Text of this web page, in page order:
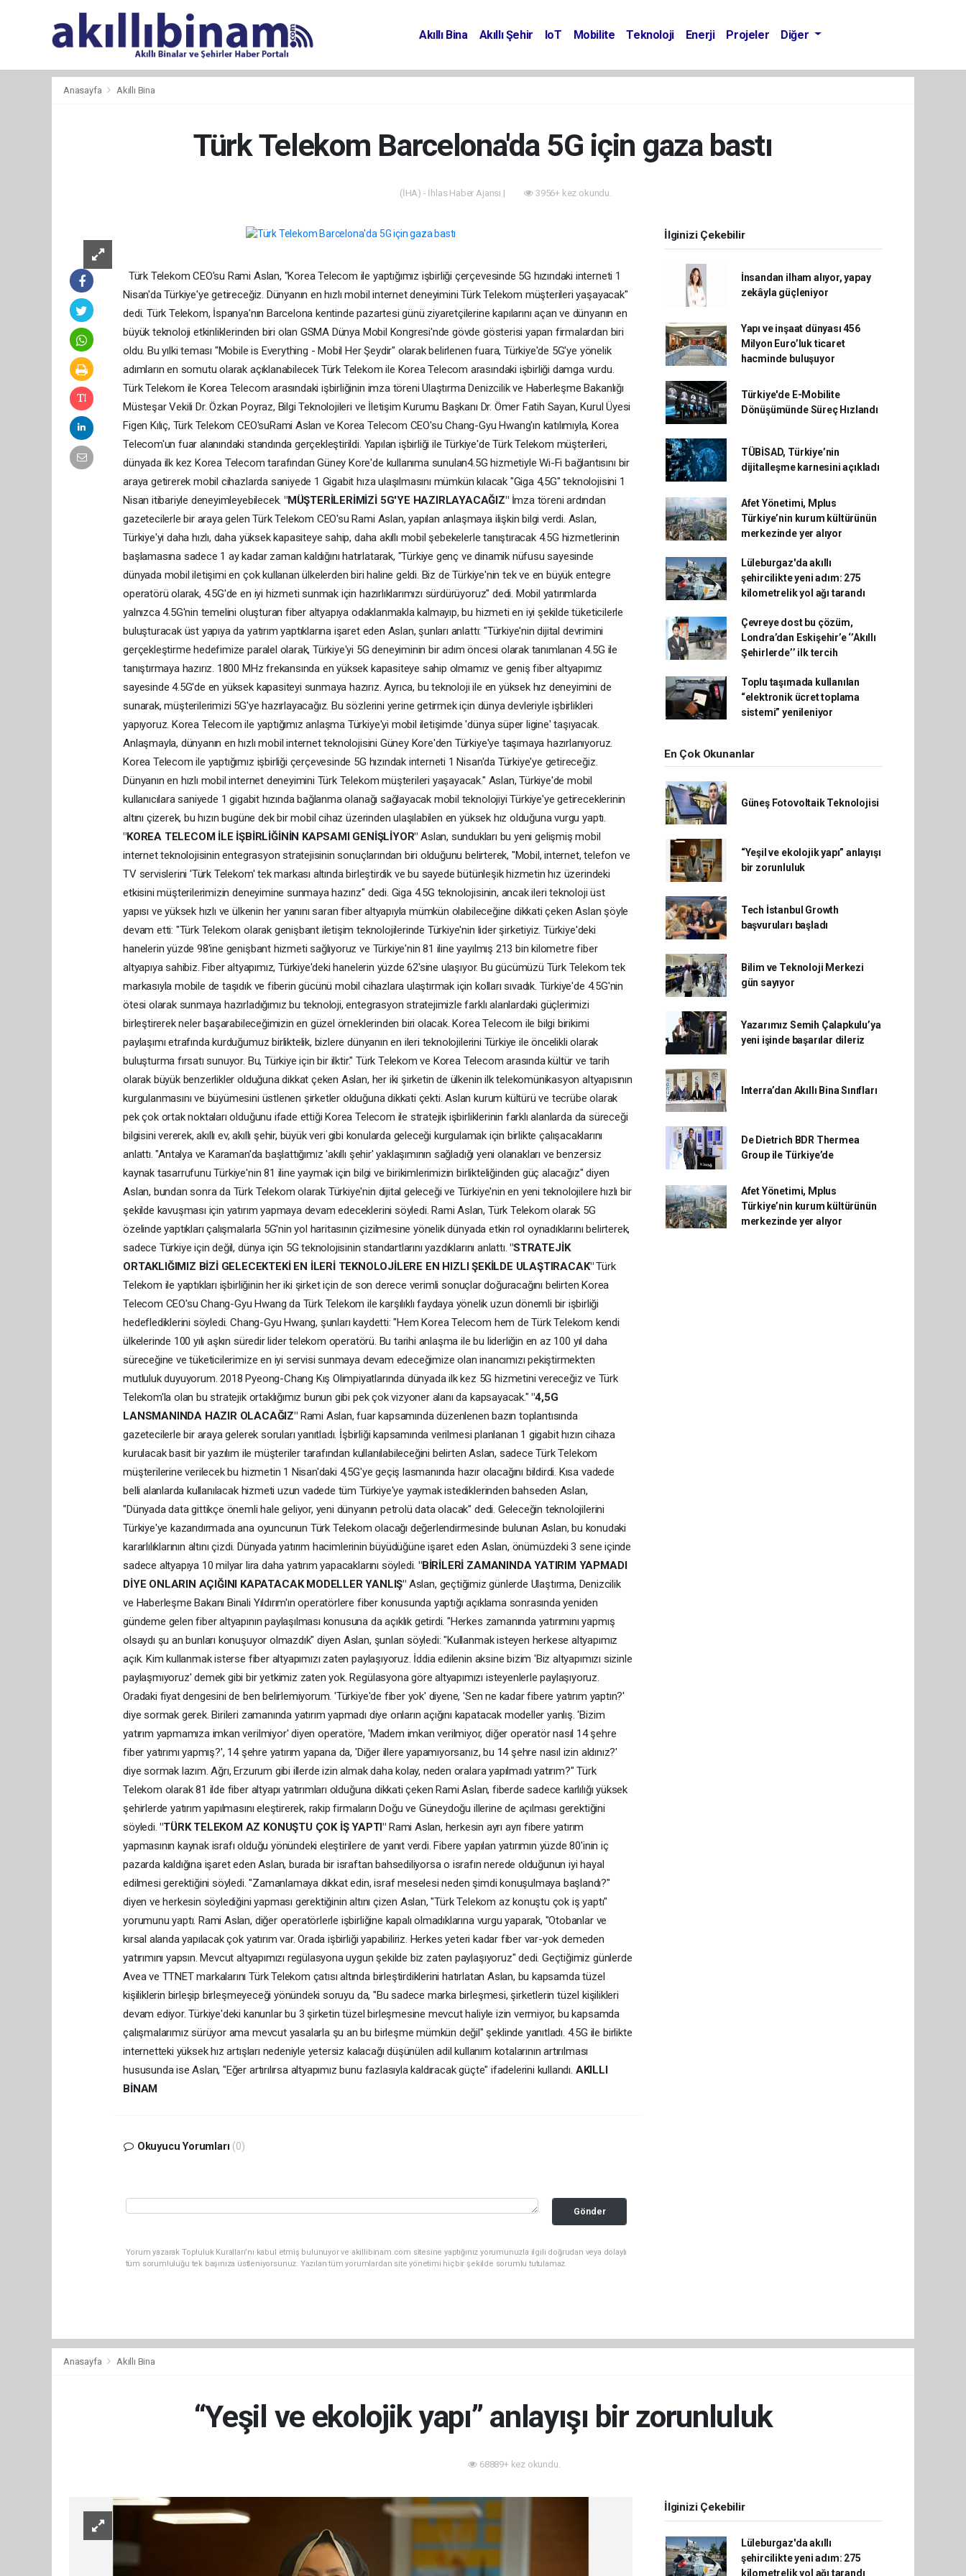
Akıllı Bina Akıllı Şehir IoT Mobilite Teknoloji Enerji Projeler Diğer
Anasayfa Akıllı Bina
Türk Telekom Barcelona'da 5G için gaza bastı
(İHA) - İhlas Haber Ajansı | 3956+ kez okundu.
Türk Telekom CEO'su Rami Aslan, "Korea Telecom ile yaptığımız işbirliği çerçevesinde 5G hızındaki interneti 1
Nisan'da Türkiye'ye getireceğiz. Dünyanın en hızlı mobil internet deneyimini Türk Telekom müşterileri yaşayacak"
dedi. Türk Telekom, İspanya'nın Barcelona kentinde pazartesi günü ziyaretçilerine kapılarını açan ve dünyanın en
büyük teknoloji etkinliklerinden biri olan GSMA Dünya Mobil Kongresi'nde gövde gösterisi yapan firmalardan biri
oldu. Bu yılki teması "Mobile is Everything - Mobil Her Şeydir" olarak belirlenen fuara, Türkiye'de 5G'ye yönelik
adımların en somutu olarak açıklanabilecek Türk Telekom ile Korea Telecom arasındaki işbirliği damga vurdu.
Türk Telekom ile Korea Telecom arasındaki işbirliğinin imza töreni Ulaştırma Denizcilik ve Haberleşme Bakanlığı
Müsteşar Vekili Dr. Özkan Poyraz, Bilgi Teknolojileri ve İletişim Kurumu Başkanı Dr. Ömer Fatih Sayan, Kurul Üyesi
Figen Kılıç, Türk Telekom CEO'suRami Aslan ve Korea Telecom CEO'su Chang-Gyu Hwang'ın katılımıyla, Korea
Telecom'un fuar alanındaki standında gerçekleştirildi. Yapılan işbirliği ile Türkiye'de Türk Telekom müşterileri,
dünyada ilk kez Korea Telecom tarafından Güney Kore'de kullanıma sunulan4.5G hizmetiyle Wi-Fi bağlantısını bir
araya getirerek mobil cihazlarda saniyede 1 Gigabit hıza ulaşılmasını mümkün kılacak "Giga 4,5G" teknolojisini 1
Nisan itibariyle deneyimleyebilecek. "MÜŞTERİLERİMİZİ 5G'YE HAZIRLAYACAĞIZ"İmza töreni ardından
gazetecilerle bir araya gelen Türk Telekom CEO'su Rami Aslan, yapılan anlaşmaya ilişkin bilgi verdi. Aslan,
Türkiye'yi daha hızlı, daha yüksek kapasiteye sahip, daha akıllı mobil şebekelerle tanıştıracak 4.5G hizmetlerinin
başlamasına sadece 1 ay kadar zaman kaldığını hatırlatarak, "Türkiye genç ve dinamik nüfusu sayesinde
dünyada mobil iletişimi en çok kullanan ülkelerden biri haline geldi. Biz de Türkiye'nin tek ve en büyük entegre
operatörü olarak, 4.5G'de en iyi hizmeti sunmak için hazırlıklarımızı sürdürüyoruz" dedi. Mobil yatırımlarda
yalnızca 4.5G'nin temelini oluşturan fiber altyapıya odaklanmakla kalmayıp, bu hizmeti en iyi şekilde tüketicilerle
buluşturacak üst yapıya da yatırım yaptıklarına işaret eden Aslan, şunları anlattı: "Türkiye'nin dijital devrimini
gerçekleştirme hedefimize paralel olarak, Türkiye'yi 5G deneyiminin bir adım öncesi olarak tanımlanan 4.5G ile
tanıştırmaya hazırız. 1800 MHz frekansında en yüksek kapasiteye sahip olmamız ve geniş fiber altyapımız
sayesinde 4.5G'de en yüksek kapasiteyi sunmaya hazırız. Ayrıca, bu teknoloji ile en yüksek hız deneyimini de
sunarak, müşterilerimizi 5G'ye hazırlayacağız. Bu sözlerini yerine getirmek için dünya devleriyle işbirlikleri
yapıyoruz. Korea Telecom ile yaptığımız anlaşma Türkiye'yi mobil iletişimde 'dünya süper ligine' taşıyacak.
Anlaşmayla, dünyanın en hızlı mobil internet teknolojisini Güney Kore'den Türkiye'ye taşımaya hazırlanıyoruz.
Korea Telecom ile yaptığımız işbirliği çerçevesinde 5G hızındak interneti 1 Nisan'da Türkiye'ye getireceğiz.
Dünyanın en hızlı mobil internet deneyimini Türk Telekom müşterileri yaşayacak." Aslan, Türkiye'de mobil
kullanıcılara saniyede 1 gigabit hızında bağlanma olanağı sağlayacak mobil teknolojiyi Türkiye'ye getireceklerinin
altını çizerek, bu hızın bugüne dek bir mobil cihaz üzerinden ulaşılabilen en yüksek hız olduğuna vurgu yaptı.
"KOREA TELECOM İLE İŞBİRLİĞİNİN KAPSAMI GENİŞLİYOR" Aslan, sundukları bu yeni gelişmiş mobil
internet teknolojisinin entegrasyon stratejisinin sonuçlarından biri olduğunu belirterek, "Mobil, internet, telefon ve
TV servislerini 'Türk Telekom' tek markası altında birleştirdik ve bu sayede bütünleşik hizmetin hız üzerindeki
etkisini müşterilerimizin deneyimine sunmaya hazırız" dedi. Giga 4.5G teknolojisinin, ancak ileri teknoloji üst
yapısı ve yüksek hızlı ve ülkenin her yanını saran fiber altyapıyla mümkün olabileceğine dikkati çeken Aslan şöyle
devam etti: "Türk Telekom olarak genişbant iletişim teknolojilerinde Türkiye'nin lider şirketiyiz. Türkiye'deki
hanelerin yüzde 98'ine genişbant hizmeti sağlıyoruz ve Türkiye'nin 81 iline yayılmış 213 bin kilometre fiber
altyapıya sahibiz. Fiber altyapımız, Türkiye'deki hanelerin yüzde 62'sine ulaşıyor. Bu gücümüzü Türk Telekom tek
markasıyla mobile de taşıdık ve fiberin gücünü mobil cihazlara ulaştırmak için kolları sıvadık. Türkiye'de 4.5G'nin
ötesi olarak sunmaya hazırladığımız bu teknoloji, entegrasyon stratejimizle farklı alanlardaki güçlerimizi
birleştirerek neler başarabileceğimizin en güzel örneklerinden biri olacak. Korea Telecom ile bilgi birikimi
paylaşımı etrafında kurduğumuz birliktelik, bizlere dünyanın en ileri teknolojilerini Türkiye ile öncelikli olarak
buluşturma fırsatı sunuyor. Bu, Türkiye için bir ilktir." Türk Telekom ve Korea Telecom arasında kültür ve tarih
olarak büyük benzerlikler olduğuna dikkat çeken Aslan, her iki şirketin de ülkenin ilk telekomünikasyon altyapısının
kurgulanmasını ve büyümesini üstlenen şirketler olduğuna dikkati çekti. Aslan kurum kültürü ve tecrübe olarak
pek çok ortak noktaları olduğunu ifade ettiği Korea Telecom ile stratejik işbirliklerinin farklı alanlarda da süreceği
bilgisini vererek, akıllı ev, akıllı şehir, büyük veri gibi konularda geleceği kurgulamak için birlikte çalışacaklarını
anlattı. "Antalya ve Karaman'da başlattığımız 'akıllı şehir' yaklaşımının sağladığı yeni olanakları ve benzersiz
kaynak tasarrufunu Türkiye'nin 81 iline yaymak için bilgi ve birikimlerimizin birlikteliğinden güç alacağız" diyen
Aslan, bundan sonra da Türk Telekom olarak Türkiye'nin dijital geleceği ve Türkiye'nin en yeni teknolojilere hızlı bir
şekilde kavuşması için yatırım yapmaya devam edeceklerini söyledi. Rami Aslan, Türk Telekom olarak 5G
özelinde yaptıkları çalışmalarla 5G'nin yol haritasının çizilmesine yönelik dünyada etkin rol oynadıklarını belirterek,
sadece Türkiye için değil, dünya için 5G teknolojisinin standartlarını yazdıklarını anlattı."STRATEJİK
ORTAKLIĞIMIZ BİZİ GELECEKTEKİ EN İLERİ TEKNOLOJİLERE EN HIZLI ŞEKİLDE ULAŞTIRACAK"Türk
Telekom ile yaptıkları işbirliğinin her iki şirket için de son derece verimli sonuçlar doğuracağını belirten Korea
Telecom CEO'su Chang-Gyu Hwang da Türk Telekom ile karşılıklı faydaya yönelik uzun dönemli bir işbirliği
hedeflediklerini söyledi. Chang-Gyu Hwang, şunları kaydetti: "Hem Korea Telecom hem de Türk Telekom kendi
ülkelerinde 100 yılı aşkın süredir lider telekom operatörü. Bu tarihi anlaşma ile bu liderliğin en az 100 yıl daha
süreceğine ve tüketicilerimize en iyi servisi sunmaya devam edeceğimize olan inancımızı pekiştirmekten
mutluluk duyuyorum. 2018 Pyeong-Chang Kış Olimpiyatlarında dünyada ilk kez 5G hizmetini vereceğiz ve Türk
Telekom'la olan bu stratejik ortaklığımız bunun gibi pek çok vizyoner alanı da kapsayacak.""4,5G
LANSMANINDA HAZIR OLACAĞIZ"Rami Aslan, fuar kapsamında düzenlenen bazın toplantısında
gazetecilerle bir araya gelerek soruları yanıtladı. İşbirliği kapsamında verilmesi planlanan 1 gigabit hızın cihaza
kurulacak basit bir yazılım ile müşteriler tarafından kullanılabileceğini belirten Aslan, sadece Türk Telekom
müşterilerine verilecek bu hizmetin 1 Nisan'daki 4,5G'ye geçiş lasmanında hazır olacağını bildirdi. Kısa vadede
belli alanlarda kullanılacak hizmeti uzun vadede tüm Türkiye'ye yaymak istediklerinden bahseden Aslan,
"Dünyada data gittikçe önemli hale geliyor, yeni dünyanın petrolü data olacak" dedi. Geleceğin teknolojilerini
Türkiye'ye kazandırmada ana oyuncunun Türk Telekom olacağı değerlendirmesinde bulunan Aslan, bu konudaki
kararlılıklarının altını çizdi. Dünyada yatırım hacimlerinin büyüdüğüne işaret eden Aslan, önümüzdeki 3 sene içinde
sadece altyapıya 10 milyar lira daha yatırım yapacaklarını söyledi."BİRİLERİ ZAMANINDA YATIRIM YAPMADI
DİYE ONLARIN AÇIĞINI KAPATACAK MODELLER YANLIŞ" Aslan, geçtiğimiz günlerde Ulaştırma, Denizcilik
ve Haberleşme Bakanı Binali Yıldırım'ın operatörlere fiber konusunda yaptığı açıklama sonrasında yeniden
gündeme gelen fiber altyapının paylaşılması konusuna da açıklık getirdi. "Herkes zamanında yatırımını yapmış
olsaydı şu an bunları konuşuyor olmazdık" diyen Aslan, şunları söyledi: "Kullanmak isteyen herkese altyapımız
açık. Kim kullanmak isterse fiber altyapımızı zaten paylaşıyoruz. İddia edilenin aksine bizim 'Biz altyapımızı sizinle
paylaşmıyoruz' demek gibi bir yetkimiz zaten yok. Regülasyona göre altyapımızı isteyenlerle paylaşıyoruz.
Oradaki fiyat dengesini de ben belirlemiyorum. 'Türkiye'de fiber yok' diyene, 'Sen ne kadar fibere yatırım yaptın?'
diye sormak gerek. Birileri zamanında yatırım yapmadı diye onların açığını kapatacak modeller yanlış. 'Bizim
yatırım yapmamıza imkan verilmiyor' diyen operatöre, 'Madem imkan verilmiyor, diğer operatör nasıl 14 şehre
fiber yatırımı yapmış?', 14 şehre yatırım yapana da, 'Diğer illere yapamıyorsanız, bu 14 şehre nasıl izin aldınız?'
diye sormak lazım. Ağrı, Erzurum gibi illerde izin almak daha kolay, neden oralara yapılmadı yatırım?" Türk
Telekom olarak 81 ilde fiber altyapı yatırımları olduğuna dikkati çeken Rami Aslan, fiberde sadece karlılığı yüksek
şehirlerde yatırım yapılmasını eleştirerek, rakip firmaların Doğu ve Güneydoğu illerine de açılması gerektiğini
söyledi."TÜRK TELEKOM AZ KONUŞTU ÇOK İŞ YAPTI" Rami Aslan, herkesin ayrı ayrı fibere yatırım
yapmasının kaynak israfı olduğu yönündeki eleştirilere de yanıt verdi. Fibere yapılan yatırımın yüzde 80'inin iç
pazarda kaldığına işaret eden Aslan, burada bir israftan bahsediliyorsa o israfın nerede olduğunun iyi hayal
edilmesi gerektiğini söyledi. "Zamanlamaya dikkat edin, israf meselesi neden şimdi konuşulmaya başlandı?"
diyen ve herkesin söylediğini yapması gerektiğinin altını çizen Aslan, "Türk Telekom az konuştu çok iş yaptı"
yorumunu yaptı. Rami Aslan, diğer operatörlerle işbirliğine kapalı olmadıklarına vurgu yaparak, "Otobanlar ve
kırsal alanda yapılacak çok yatırım var. Orada işbirliği yapabiliriz. Herkes yeteri kadar fiber var-yok demeden
yatırımını yapsın. Mevcut altyapımızı regülasyona uygun şekilde biz zaten paylaşıyoruz" dedi. Geçtiğimiz günlerde
Avea ve TTNET markalarını Türk Telekom çatısı altında birleştirdiklerini hatırlatan Aslan, bu kapsamda tüzel
kişiliklerin birleşip birleşmeyeceği yönündeki soruyu da, "Bu sadece marka birleşmesi, şirketlerin tüzel kişilikleri
devam ediyor. Türkiye'deki kanunlar bu 3 şirketin tüzel birleşmesine mevcut haliyle izin vermiyor, bu kapsamda
çalışmalarımız sürüyor ama mevcut yasalarla şu an bu birleşme mümkün değil" şeklinde yanıtladı. 4.5G ile birlikte
internetteki yüksek hız artışları nedeniyle yetersiz kalacağı düşünülen adil kullanım kotalarının artırılması
hususunda ise Aslan, "Eğer artırılırsa altyapımız bunu fazlasıyla kaldıracak güçte" ifadelerini kullandı. AKILLI
BİNAM
Okuyucu Yorumları (0)
Gönder
Yorum yazarak Topluluk Kuralları’nı kabul etmiş bulunuyor ve akillibinam.com sitesine yaptığınız yorumunuzla ilgili doğrudan veya dolaylı
tüm sorumluluğu tek başınıza üstleniyorsunuz. Yazılan tüm yorumlardan site yönetimi hiçbir şekilde sorumlu tutulamaz.
İlginizi Çekebilir
İnsandan ilham alıyor, yapay
zekâyla güçleniyor
Yapı ve inşaat dünyası 456
Milyon Euro’luk ticaret
hacminde buluşuyor
Türkiye'de E-Mobilite
Dönüşümünde Süreç Hızlandı
TÜBİSAD, Türkiye’nin
dijitalleşme karnesini açıkladı
Afet Yönetimi, Mplus
Türkiye’nin kurum kültürünün
merkezinde yer alıyor
Lüleburgaz'da akıllı
şehircilikte yeni adım: 275
kilometrelik yol ağı tarandı
Çevreye dost bu çözüm,
Londra’dan Eskişehir’e ‘’Akıllı
Şehirlerde’’ ilk tercih
Toplu taşımada kullanılan
“elektronik ücret toplama
sistemi” yenileniyor
En Çok Okunanlar
Güneş Fotovoltaik Teknolojisi
“Yeşil ve ekolojik yapı” anlayışı
bir zorunluluk
Tech İstanbul Growth
başvuruları başladı
Bilim ve Teknoloji Merkezi
gün sayıyor
Yazarımız Semih Çalapkulu’ya
yeni işinde başarılar dileriz
Interra’dan Akıllı Bina Sınıfları
De Dietrich BDR Thermea
Group ile Türkiye’de
Afet Yönetimi, Mplus
Türkiye’nin kurum kültürünün
merkezinde yer alıyor
Anasayfa Akıllı Bina
“Yeşil ve ekolojik yapı” anlayışı bir zorunluluk
68889+ kez okundu.
İlginizi Çekebilir
Lüleburgaz'da akıllı
şehircilikte yeni adım: 275
kilometrelik yol ağı tarandı